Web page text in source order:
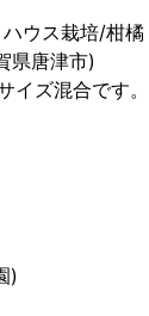
ウス栽培/柑橘
県唐津市)
イズ混合です。
)